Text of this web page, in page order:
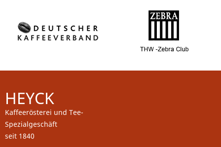
HEYCK
Kaffeerösterei und Tee-
Spezialgeschäft
seit 1840